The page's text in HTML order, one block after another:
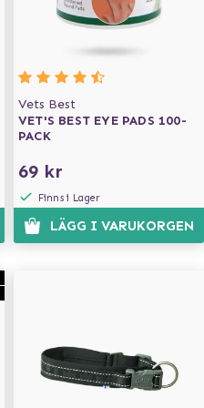
Vets Best
VET'S BEST EYE PADS 100-
PACK
69 kr
Finns i Lager
LÄGG I VARUKORGEN